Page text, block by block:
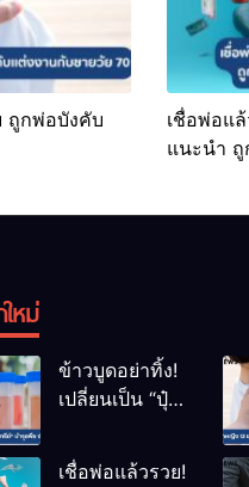
ถูกพ่อบังคับ
เชื่อพ่อแ
แนะนำ ถู
ใหม่
ข้าวบูดอย่าทิ้ง!
เปลี่ยนเป็น “ปุ๋ย
พืช ง่ายนิดเดียว
เชื่อพ่อแล้วรวย!